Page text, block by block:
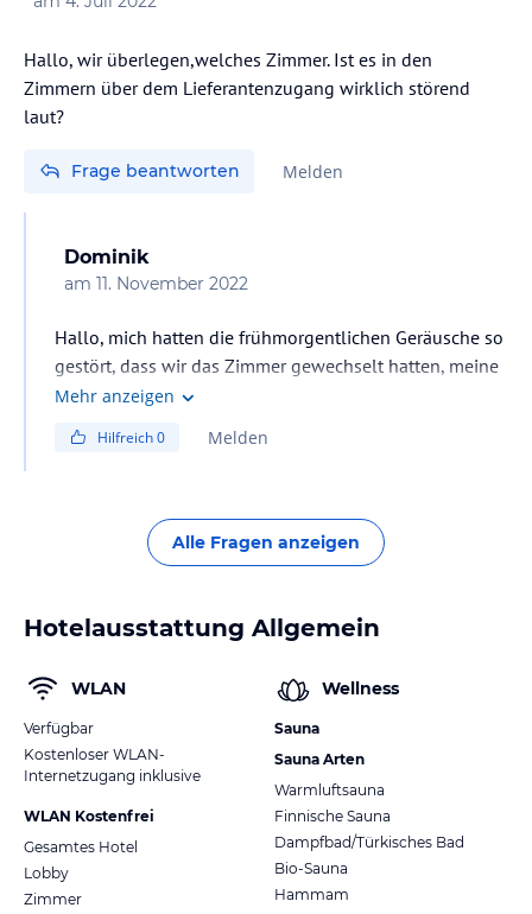
Hallo, wir überlegen,welches Zimmer. Ist es in den
Zimmern über dem Lieferantenzugang wirklich störend
laut?
Frage beantworten Melden
Dominik
am 11. November 2022
Hallo, mich hatten die frühmorgentlichen Geräusche so
gestört, dass wir das Zimmer gewechselt hatten, meine
Frau hatte nichts gestört. Es kommt also auf das
Mehr anzeigen
Hilfreich0 Melden
Alle Fragen anzeigen
Hotelausstattung Allgemein
WLAN
Verfügbar
Kostenloser WLAN-
Internetzugang inklusive
WLAN Kostenfrei
Gesamtes Hotel
Lobby
Zimmer
Wellness
Sauna
Sauna Arten
Warmluftsauna
Finnische Sauna
Dampfbad/Türkisches Bad
Bio-Sauna
Hammam